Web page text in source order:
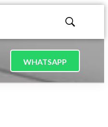
Mostrar
WHATSAPP